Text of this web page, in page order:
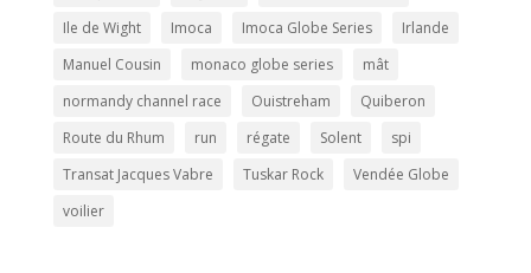
Ile de Wight
Imoca Imoca Globe Series
Irlande
Manuel Cousin
monaco globe series
mât
normandy channel race
Ouistreham
Quiberon
Route du Rhum
run régate Solent
spi
Transat Jacques Vabre
Tuskar Rock
Vendée Globe
voilier